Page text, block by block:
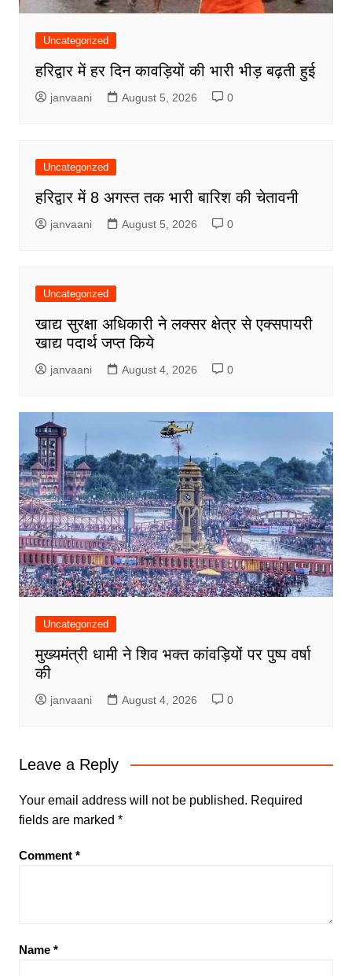
Uncategorized
हरिद्वार में हर दिन कावड़ियों की भारी भीड़ बढ़ती हुई
janvaani August 5, 2026 0
Uncategorized
हरिद्वार में 8 अगस्त तक भारी बारिश की चेतावनी
janvaani August 5, 2026 0
Uncategorized
खाद्य सुरक्षा अधिकारी ने लक्सर क्षेत्र से एक्सपायरी
खाद्य पदार्थ जप्त किये
janvaani August 4, 2026 0
Uncategorized
मुख्यमंत्री धामी ने शिव भक्त कांवड़ियों पर पुष्प वर्षा
की
janvaani August 4, 2026 0
Leave a Reply
Your email address will not be published. Required
fields are marked *
Comment *
Name *